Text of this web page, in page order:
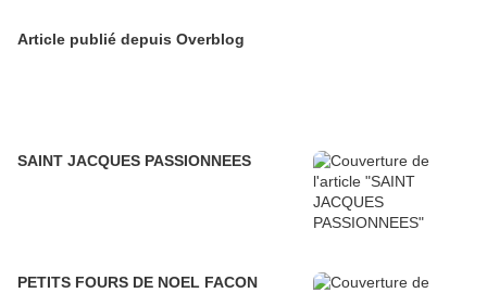
Article publié depuis Overblog
SAINT JACQUES PASSIONNEES
PETITS FOURS DE NOEL FACON